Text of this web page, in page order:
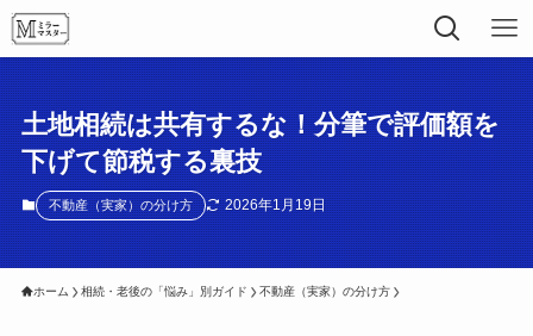
土地相続は共有するな！分筆で評価額を
下げて節税する裏技
不動産（実家）の分け方 2026年1月19日
ホーム 相続・老後の「悩み」別ガイド 不動産（実家）の分け方